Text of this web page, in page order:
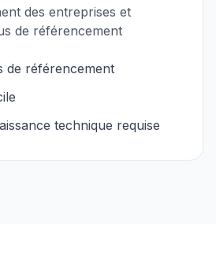
des entreprises et
de référencement
de référencement
technique requise